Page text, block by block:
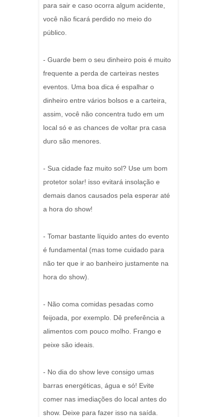
para sair e caso ocorra algum acidente,
você não ficará perdido no meio do
público.
- Guarde bem o seu dinheiro pois é muito
frequente a perda de carteiras nestes
eventos. Uma boa dica é espalhar o
dinheiro entre vários bolsos e a carteira,
assim, você não concentra tudo em um
local só e as chances de voltar pra casa
duro são menores.
- Sua cidade faz muito sol? Use um bom
protetor solar! isso evitará insolação e
demais danos causados pela esperar até
a hora do show!
- Tomar bastante líquido antes do evento
é fundamental (mas tome cuidado para
não ter que ir ao banheiro justamente na
hora do show).
- Não coma comidas pesadas como
feijoada, por exemplo. Dê preferência a
alimentos com pouco molho. Frango e
peixe são ideais.
- No dia do show leve consigo umas
barras energéticas, água e só! Evite
comer nas imediações do local antes do
show. Deixe para fazer isso na saída.